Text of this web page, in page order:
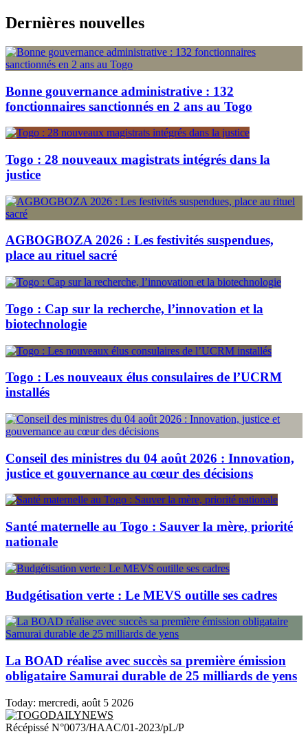
Skip
to
content
Dernières nouvelles
Bonne gouvernance administrative : 132
fonctionnaires sanctionnés en 2 ans au Togo
Togo : 28 nouveaux magistrats intégrés dans la
justice
AGBOGBOZA 2026 : Les festivités suspendues,
place au rituel sacré
Togo : Cap sur la recherche, l’innovation et la
biotechnologie
Togo : Les nouveaux élus consulaires de l’UCRM
installés
Conseil des ministres du 04 août 2026 : Innovation,
justice et gouvernance au cœur des décisions
Santé maternelle au Togo : Sauver la mère, priorité
nationale
Budgétisation verte : Le MEVS outille ses cadres
La BOAD réalise avec succès sa première émission
obligataire Samurai durable de 25 milliards de yens
Today: mercredi, août 5 2026
TOGODAILYNEWS
Récépissé N°0073/HAAC/01-2023/pL/P